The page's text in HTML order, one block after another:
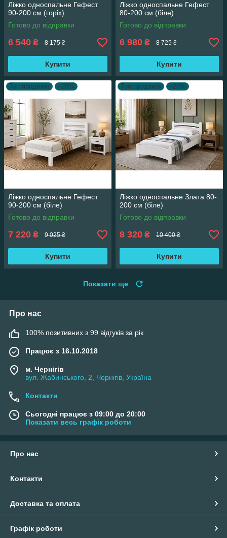
Ліжко односпальне Гефест
90-200 см (горіх)
Готово до відправки
6 540 ₴ 8 175 ₴
Купити
Ліжко односпальне Гефест
80-200 см (біле)
Готово до відправки
6 980 ₴ 8 725 ₴
Купити
Топ продажів –20%
Ліжко односпальне Гефест
90-200 см (біле)
Готово до відправки
7 220 ₴ 9 025 ₴
Купити
Топ продажів –20%
Ліжко односпальне Злата 80-
200 см (біле)
Готово до відправки
8 320 ₴ 10 400 ₴
Купити
Показати ще
Про нас
100% позитивних з 99 відгуків за рік
Працює з 16.10.2018
м. Чернігів
вул. Жабинського, 2, Чернігів, Україна
Контакти
Сьогодні працює з 09:00 до 20:00
Показати весь графік роботи
Про нас
Контакти
Доставка та оплата
Графік роботи